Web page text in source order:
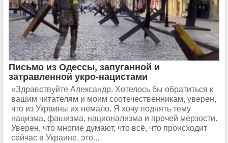
Письмо из Одессы, запуганной и
затравленной укро-нацистами
«Здравствуйте Александр. Хотелось бы обратиться к
вашим читателям и моим соотечественникам, уверен,
что из Украины их немало. Я хочу поднять тему
нацизма, фашизма, национализма и прочей мерзости.
Уверен, что многие думают, что всё, что происходит
сейчас в Украине, это...